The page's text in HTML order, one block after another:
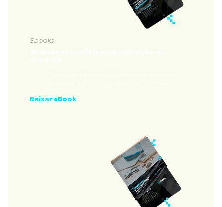
Ebooks
Baixar eBook